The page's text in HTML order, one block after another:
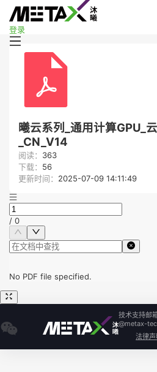
登录
曦云系列_通用计算GPU_
_CN_V14
阅读： 363
下载： 56
更新时间： 2025-07-09 14:11:49
/ 0
No PDF file specified.
技术支持邮
@metax-
法律声